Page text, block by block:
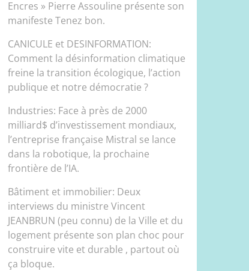
Encres » Pierre Assouline présente son
manifeste Tenez bon.
CANICULE et DESINFORMATION:
Comment la désinformation climatique
freine la transition écologique, l’action
publique et notre démocratie ?
Industries: Face à près de 2000
milliard$ d’investissement mondiaux,
l’entreprise française Mistral se lance
dans la robotique, la prochaine
frontière de l’IA.
Bâtiment et immobilier: Deux
interviews du ministre Vincent
JEANBRUN (peu connu) de la Ville et du
logement présente son plan choc pour
construire vite et durable , partout où
ça bloque.